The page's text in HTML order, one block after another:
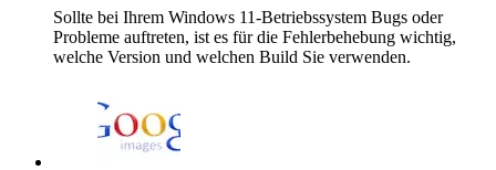
Sollte bei Ihrem Windows 11-Betriebssystem Bugs oder
Probleme auftreten, ist es für die Fehlerbehebung wichtig,
welche Version und welchen Build Sie verwenden.